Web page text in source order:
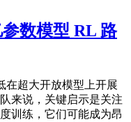
数模型 RL 路
在超大开放模型上开展
来说，关键启示是关注
训练，它们可能成为昂